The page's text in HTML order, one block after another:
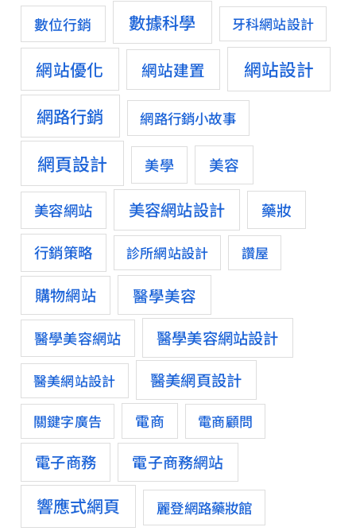
數位行銷 數據科學 牙科網站設計
網站優化 網站建置
網站設計
網路行銷
網路行銷小故事
網頁設計 美學 美容
美容網站 美容網站設計 藥妝
行銷策略 診所網站設計 讚屋
購物網站 醫學美容
醫學美容網站 醫學美容網站設計
醫美網站設計 醫美網頁設計
關鍵字廣告 電商 電商顧問
電子商務 電子商務網站
響應式網頁 麗登網路藥妝館